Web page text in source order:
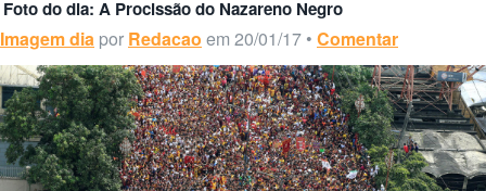
Foto do dia: A Procissão do Nazareno Negro
Imagem dia por Redacao em 20/01/17 • Comentar